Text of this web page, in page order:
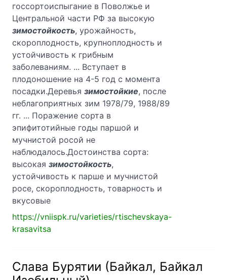
госсортоиспыгание в Поволжье и
Центральной части РФ за высокую
зимостойкость, урожайность,
скороплодность, крупноплодность и
устойчивость к грибным
заболеваниям. ... Вступает в
плодоношение на 4-5 год с момента
посадки.Деревья зимостойкие, после
неблагоприятных зим 1978/79, 1988/89
гг. ... Поражение сорта в
эпифитотийные годы паршой и
мучнистой росой не
наблюдалось.Достоинства сорта:
высокая зимостойкость,
устойчивость к парше и муч­нистой
росе, скороплодность, товарность и
вкусовые
https://vniispk.ru/varieties/rtischevskaya-
krasavitsa
Слава Бурятии (Байкал, Байкал